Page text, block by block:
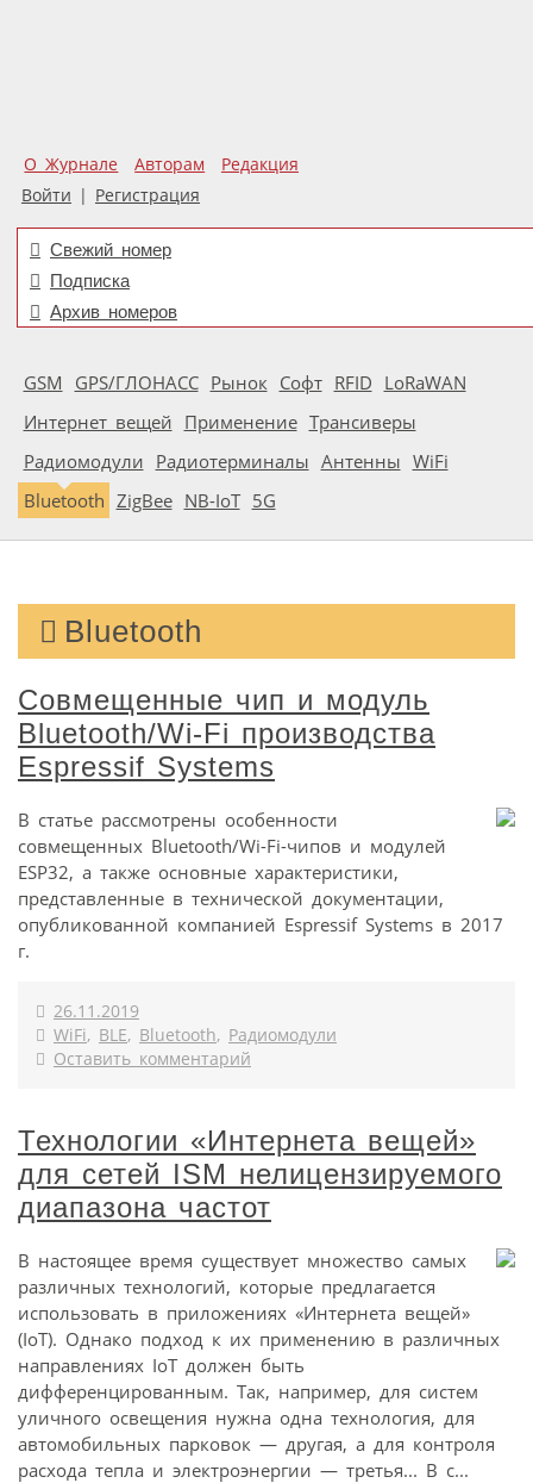
О Журнале Авторам
Редакция
Войти | Регистрация
Свежий номер
Подписка
Архив номеров
GSM GPS/ГЛОНАСС Рынок Софт RFID LoRaWAN
Интернет вещей Применение Трансиверы
Радиомодули Радиотерминалы Антенны WiFi
Bluetooth ZigBee NB-IoT 5G
Bluetooth
Совмещенные чип и модуль
Bluetooth/Wi-Fi производства
Espressif Systems
В статье рассмотрены особенности
совмещенных Bluetooth/Wi-Fi-чипов и модулей
ESP32, а также основные характеристики,
представленные в технической документации,
опубликованной компанией Espressif Systems в 2017
г.
26.11.2019
WiFi, BLE, Bluetooth, Радиомодули
Оставить комментарий
Технологии «Интернета вещей»
для сетей ISM нелицензируемого
диапазона частот
В настоящее время существует множество самых
различных технологий, которые предлагается
использовать в приложениях «Интернета вещей»
(IoT). Однако подход к их применению в различных
направлениях IoT должен быть
дифференцированным. Так, например, для систем
уличного освещения нужна одна технология, для
автомобильных парковок — другая, а для контроля
расхода тепла и электроэнергии — третья... В с...